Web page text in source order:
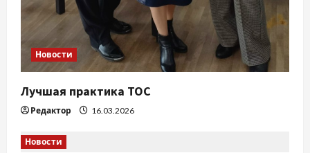
м
Новости
Лучшая практика ТОС
Редактор 16.03.2026
Новости